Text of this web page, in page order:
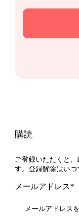
購読
ご登録いただくと
す。登録解除はいつ
メールアドレス*